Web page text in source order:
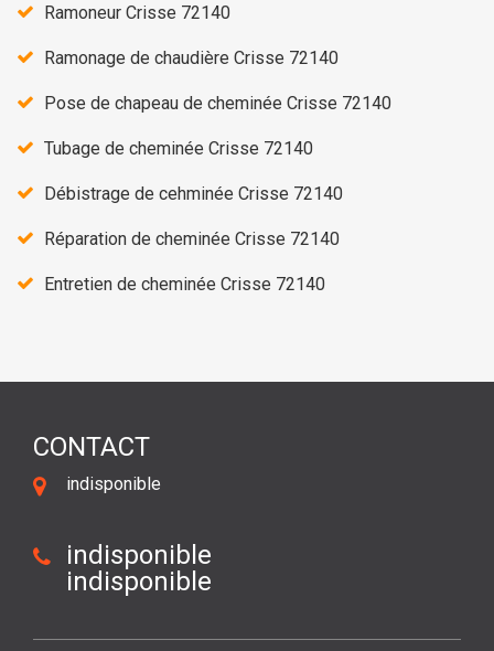
Ramoneur Crisse 72140
Ramonage de chaudière Crisse 72140
Pose de chapeau de cheminée Crisse 72140
Tubage de cheminée Crisse 72140
Débistrage de cehminée Crisse 72140
Réparation de cheminée Crisse 72140
Entretien de cheminée Crisse 72140
CONTACT
indisponible
indisponible
indisponible